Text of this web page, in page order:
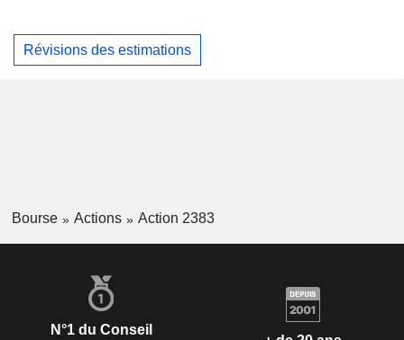
Révisions des estimations
Bourse Actions Action 2383
N°1 du Conseil